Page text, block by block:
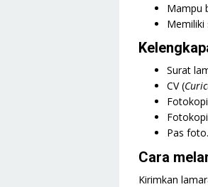
Mampu
Memiliki
Surat
CV (
Pas foto.
Cara
Kirimkan